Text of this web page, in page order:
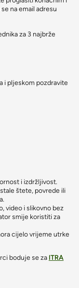
na email adresu
za 3 najbrže
i pljeskom pozdravite
i izdržljivost.
štete, povrede ili
video i slikovno bez
smije koristiti za
cijelo vrijeme utrke
boduje se za ITRA